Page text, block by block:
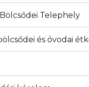
Telephely
és óvodai